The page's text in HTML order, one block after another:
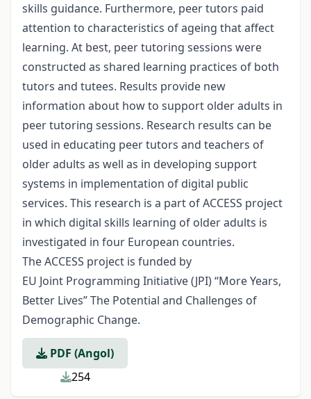
skills guidance. Furthermore, peer tutors paid
attention to characteristics of ageing that affect
learning. At best, peer tutoring sessions were
constructed as shared learning practices of both
tutors and tutees. Results provide new
information about how to support older adults in
peer tutoring sessions. Research results can be
used in educating peer tutors and teachers of
older adults as well as in developing support
systems in implementation of digital public
services. This research is a part of ACCESS project
in which digital skills learning of older adults is
investigated in four European countries.
The ACCESS project is funded by
EU Joint Programming Initiative (JPI) “More Years,
Better Lives” The Potential and Challenges of
Demographic Change.
PDF (Angol)
254